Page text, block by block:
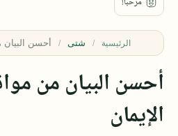
الرئيسية شتى
أحسن البيان من
الإيمان